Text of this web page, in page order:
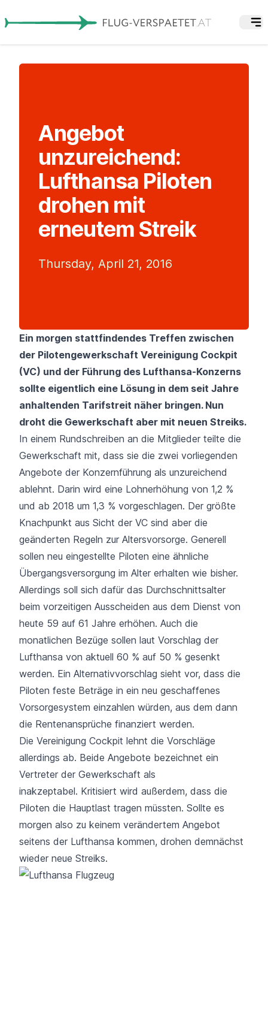
Angebot
unzureichend:
Lufthansa Piloten
drohen mit
erneutem Streik
Thursday, April 21, 2016
Ein morgen stattfindendes Treffen zwischen
der Pilotengewerkschaft Vereinigung Cockpit
(VC) und der Führung des Lufthansa-Konzerns
sollte eigentlich eine Lösung in dem seit Jahre
anhaltenden Tarifstreit näher bringen. Nun
droht die Gewerkschaft aber mit neuen Streiks.
In einem Rundschreiben an die Mitglieder teilte die
Gewerkschaft mit, dass sie die zwei vorliegenden
Angebote der Konzernführung als unzureichend
ablehnt. Darin wird eine Lohnerhöhung von 1,2 %
und ab 2018 um 1,3 % vorgeschlagen. Der größte
Knachpunkt aus Sicht der VC sind aber die
geänderten Regeln zur Altersvorsorge. Generell
sollen neu eingestellte Piloten eine ähnliche
Übergangsversorgung im Alter erhalten wie bisher.
Allerdings soll sich dafür das Durchschnittsalter
beim vorzeitigen Ausscheiden aus dem Dienst von
heute 59 auf 61 Jahre erhöhen. Auch die
monatlichen Bezüge sollen laut Vorschlag der
Lufthansa von aktuell 60 % auf 50 % gesenkt
werden. Ein Alternativvorschlag sieht vor, dass die
Piloten feste Beträge in ein neu geschaffenes
Vorsorgesystem einzahlen würden, aus dem dann
die Rentenansprüche finanziert werden.
Die Vereinigung Cockpit lehnt die Vorschläge
allerdings ab. Beide Angebote bezeichnet ein
Vertreter der Gewerkschaft als
inakzeptabel. Kritisiert wird außerdem, dass die
Piloten die Hauptlast tragen müssten. Sollte es
morgen also zu keinem verändertem Angebot
seitens der Lufthansa kommen, drohen demnächst
wieder neue Streiks.